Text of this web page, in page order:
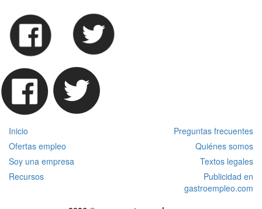
Inicio
Preguntas frecuentes
Ofertas empleo
Quiénes somos
Soy una empresa
Textos legales
Recursos
Publicidad en
gastroempleo.com